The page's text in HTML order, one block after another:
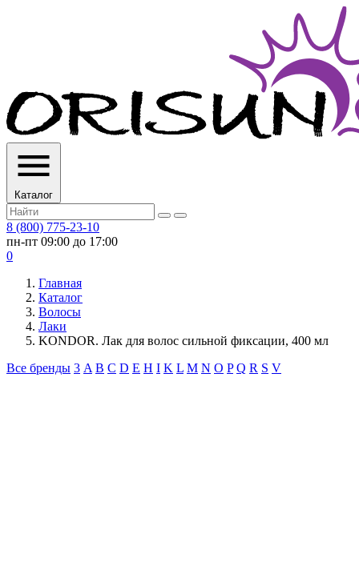
Каталог
8 (800) 775-23-10
пн-пт 09:00 до 17:00
0
Главная
Каталог
Волосы
Лаки
KONDOR. Лак для волос сильной фиксации, 400 мл
Все бренды 3 A B C D E H I K L M N O P Q R S V